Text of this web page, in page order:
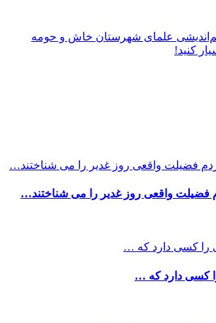
علمای شهرستان خاش و حومه
کنید!
فضیلت واقعی روز غدیر را می شناختند…
کسی دارد که …